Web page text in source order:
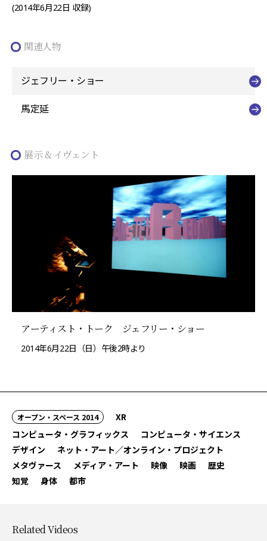
(2014年6月22日 収録)
関連人物
ジェフリー・ショー
馬定延
展示 & イヴェント
アーティスト・トーク ジェフリー・ショー
2014年6月22日（日）午後2時より
オープン・スペース 2014
XR
コンピュータ・グラフィックス
コンピュータ・サイエンス
デザイン
ネット・アート／オンライン・プロジェクト
メタヴァース
メディア・アート 映像 映画
歴史
知覚
身体 都市
Related Videos